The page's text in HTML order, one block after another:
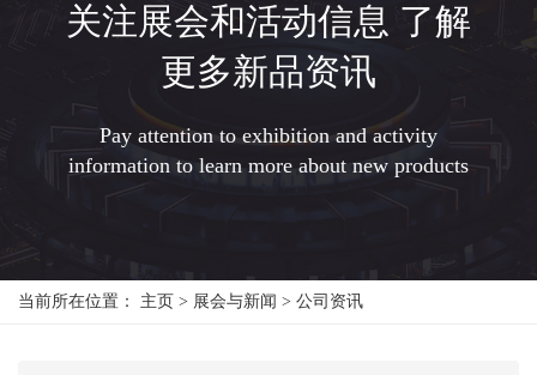
关注展会和活动信息 了解
更多新品资讯
Pay attention to exhibition and activity
information to learn more about new products
当前所在位置： 主页 > 展会与新闻 > 公司资讯